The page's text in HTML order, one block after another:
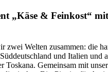
„Käse & Feinkost“
zwei Welten zusammen: die
und Italien und
Toskana. Gemeinsam mit